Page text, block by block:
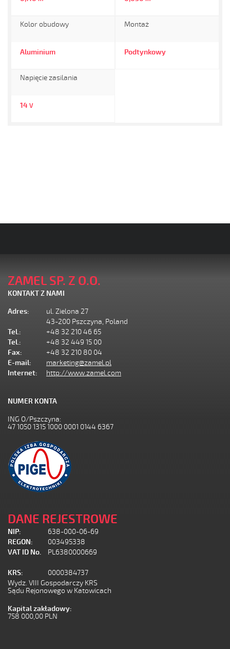
Kolor obudowy
Aluminium
Montaż
Podtynkowy
Napięcie zasilania
14 V
ZAMEL SP. Z O.O.
KONTAKT Z NAMI
Adres:
ul. Zielona 27
43-200 Pszczyna, Poland
Tel.:
+48 32 210 46 65
Tel.:
+48 32 449 15 00
Fax:
+48 32 210 80 04
E-mail:
marketing@zamel.pl
Internet:
http://www.zamel.com
NUMER KONTA
ING O/Pszczyna:
47 1050 1315 1000 0001 0144 6367
DANE REJESTROWE
NIP:
638-000-06-69
REGON:
003495338
VAT ID No.
PL6380000669
KRS:
0000384737
Wydz. VIII Gospodarczy KRS
Sądu Rejonowego w Katowicach
Kapital zakładowy:
758 000,00 PLN